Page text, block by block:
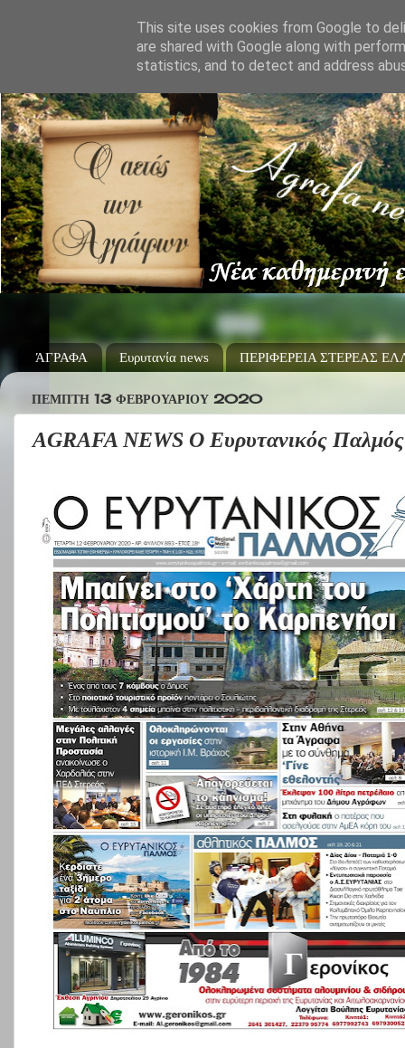
ΆΓΡΑΦΑ Ευρυτανία news ΠΕΡΙΦΕΡΕΙΑ ΣΤΕΡΕΑΣ
ΠΈΜΠΤΗ 13 ΦΕΒΡΟΥΑΡΊΟΥ 2020
AGRAFA NEWS Ο Ευρυτανικός
This site uses cookies from Google to
are shared with Google along with
statistics, and to detect and address